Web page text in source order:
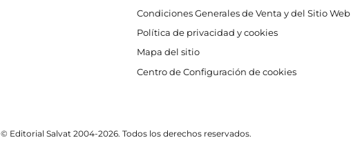
Condiciones Generales de Venta y del Sitio Web
Política de privacidad y cookies
Mapa del sitio
Centro de Configuración de cookies
© Editorial Salvat 2004-2026. Todos los derechos reservados.